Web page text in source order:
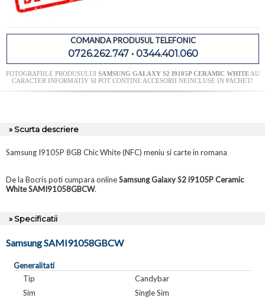
COMANDA PRODUSUL TELEFONIC
0726.262.747 • 0344.401.060
FOTOGRAFIILE PRODUSULUI SAMSUNG GALAXY S2 I9105P CERAMIC WHITEAU
CARACTER INFORMATIV SI POT CONTINE ACCESORII NEINCLUSE IN PACHET!
» Scurta descriere
Samsung I9105P 8GB Chic White (NFC) meniu si carte in romana
De la Bocris poti cumpara onlineSamsung Galaxy S2 i9105P Ceramic
White SAMI91058GBCW.
» Specificatii
Samsung SAMI91058GBCW
Generalitati
Tip
Candybar
Sim
Single Sim